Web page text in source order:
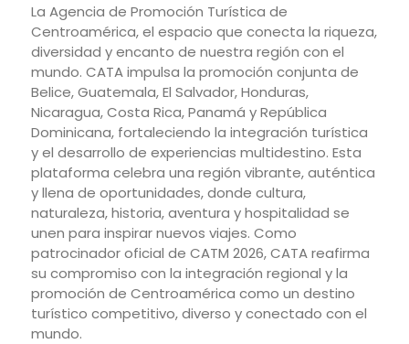
La Agencia de Promoción Turística de
Centroamérica, el espacio que conecta la riqueza,
diversidad y encanto de nuestra región con el
mundo. CATA impulsa la promoción conjunta de
Belice, Guatemala, El Salvador, Honduras,
Nicaragua, Costa Rica, Panamá y República
Dominicana, fortaleciendo la integración turística
y el desarrollo de experiencias multidestino. Esta
plataforma celebra una región vibrante, auténtica
y llena de oportunidades, donde cultura,
naturaleza, historia, aventura y hospitalidad se
unen para inspirar nuevos viajes. Como
patrocinador oficial de CATM 2026, CATA reafirma
su compromiso con la integración regional y la
promoción de Centroamérica como un destino
turístico competitivo, diverso y conectado con el
mundo.